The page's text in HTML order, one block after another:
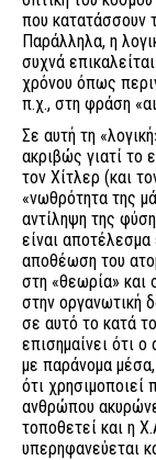
που κατατάσσουν
Παράλληλα, η
συχνά
χρόνου όπως
π.χ., στη φράση
Σε αυτή τη
ακριβώς γιατί το
τον Χίτλερ (και
«νωθρότητα της
αντίληψη της
είναι
αποθέωση του
στη «θεωρία» και
στην οργανωτική
σε αυτό το κατά
επισημαίνει ότι
με παράνομα
ότι χρησιμοποιεί
ανθρώπου
τοποθετεί και η
υπερηφανεύεται